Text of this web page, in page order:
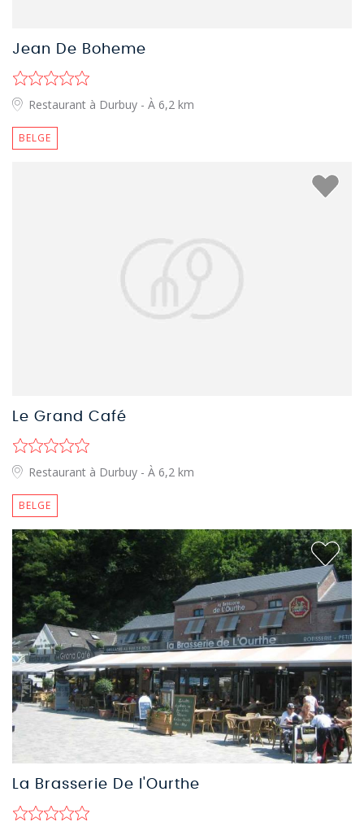
Jean De Boheme
Restaurant à Durbuy - À 6,2 km
BELGE
Le Grand Café
Restaurant à Durbuy - À 6,2 km
BELGE
La Brasserie De l'Ourthe